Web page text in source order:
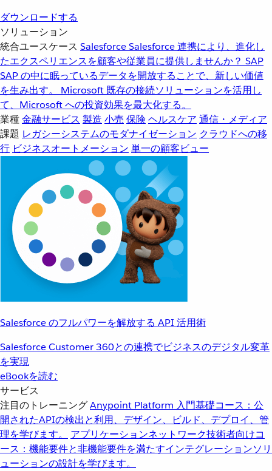
ダウンロードする
ソリューション
統合ユースケース SalesforceSalesforce 連携により、進化し
たエクスペリエンスを顧客や従業員に提供しませんか？ SAP
SAP の中に眠っているデータを開放することで、新しい価値
を生み出す。
Microsoft 既存の接続ソリューションを活用し
て、Microsoft への投資効果を最大化する。
業種金融サービス 製造 小売 保険 ヘルスケア 通信・メディア
課題 レガシーシステムのモダナイゼーション クラウドへの移
行 ビジネスオートメーション 単一の顧客ビュー
Salesforce のフルパワーを解放する API 活用術
Salesforce Customer 360との連携でビジネスのデジタル変革
を実現
eBookを読む
サービス
注目のトレーニングAnypoint Platform 入門基礎コース：公
開されたAPIの検出と利用、デザイン、ビルド、デプロイ、管
理を学びます。
アプリケーションネットワーク技術者向けコ
ース：機能要件と非機能要件を満たすインテグレーションソリ
ューションの設計を学びます。